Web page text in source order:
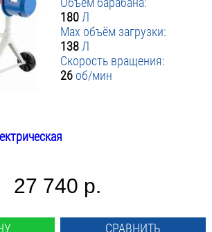
180 Л
Max объём загрузки:
138 Л
Скорость вращения:
26 об/мин
27 740 р.
СРАВНИТЬ